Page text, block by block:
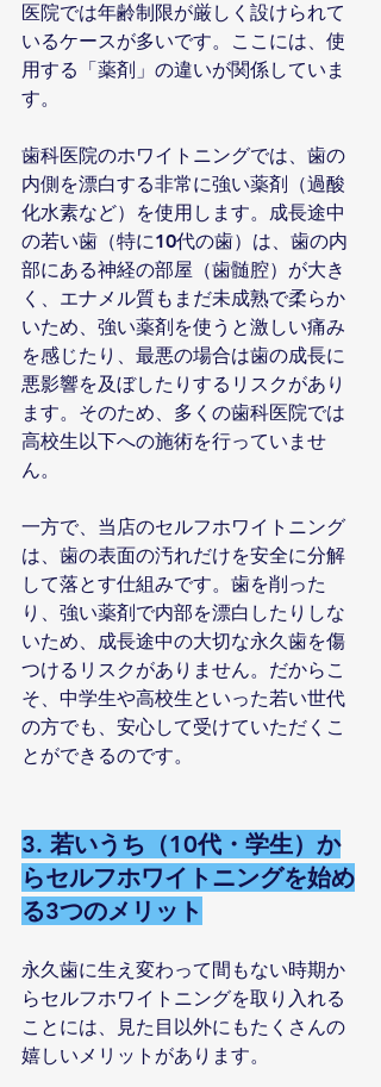
医院では年齢制限が厳しく設けられて
いるケースが多いです。ここには、使
用する「薬剤」の違いが関係していま
す。
歯科医院のホワイトニングでは、歯の
内側を漂白する非常に強い薬剤（過酸
化水素など）を使用します。成長途中
の若い歯（特に10代の歯）は、歯の内
部にある神経の部屋（歯髄腔）が大き
く、エナメル質もまだ未成熟で柔らか
いため、強い薬剤を使うと激しい痛み
を感じたり、最悪の場合は歯の成長に
悪影響を及ぼしたりするリスクがあり
ます。そのため、多くの歯科医院では
高校生以下への施術を行っていませ
ん。
一方で、当店のセルフホワイトニング
は、歯の表面の汚れだけを安全に分解
して落とす仕組みです。歯を削った
り、強い薬剤で内部を漂白したりしな
いため、成長途中の大切な永久歯を傷
つけるリスクがありません。だからこ
そ、中学生や高校生といった若い世代
の方でも、安心して受けていただくこ
とができるのです。
3. 若いうち（10代・学生）か
らセルフホワイトニングを始め
る3つのメリット
永久歯に生え変わって間もない時期か
らセルフホワイトニングを取り入れる
ことには、見た目以外にもたくさんの
嬉しいメリットがあります。